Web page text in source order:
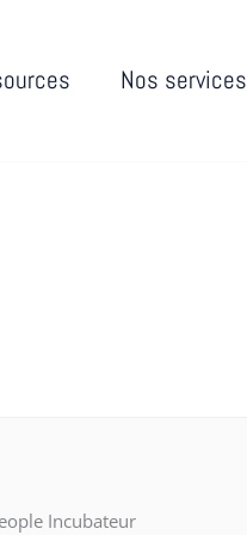
Nos services
Incubateur